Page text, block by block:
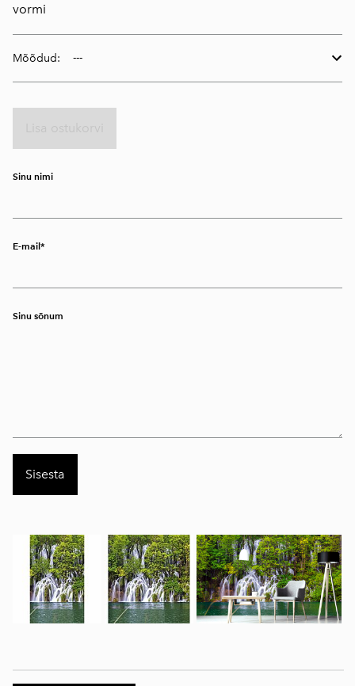
vormi
Mõõdud:
Sinu nimi
E-mail
Sinu sõnum